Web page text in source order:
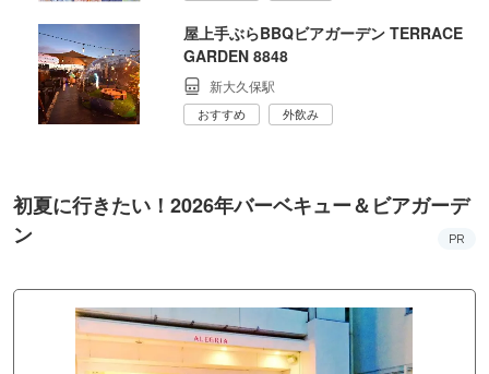
屋上手ぶらBBQビアガーデン TERRACE
GARDEN 8848
新大久保駅
おすすめ 外飲み
初夏に行きたい！2026年バーベキュー＆ビアガーデ
ン
PR